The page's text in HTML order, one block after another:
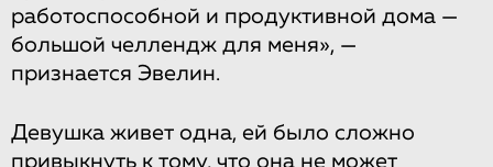
работоспособной и продуктивной дома —
большой челлендж для меня», —
признается Эвелин.
Девушка живет одна, ей было сложно
привыкнуть к тому, что она не может